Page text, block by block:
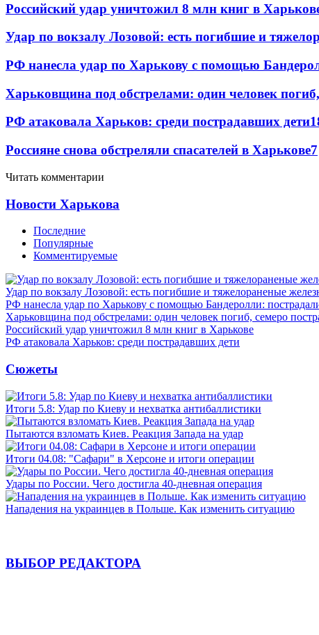
Российский удар уничтожил 8 млн книг в
Удар по вокзалу Лозовой: есть погибшие и
РФ нанесла удар по Харькову с помощью
Харьковщина под обстрелами: один человек
РФ атаковала Харьков: среди пострадавших дети
Россияне снова обстреляли спасателей в Харькове7
Читать комментарии
Новости Харькова
Последние
Популярные
Комментируемые
Удар по вокзалу Лозовой: есть погибшие и тяжелораненые
РФ нанесла удар по Харькову с помощью Бандеролли:
Харьковщина под обстрелами: один человек погиб, семеро
Российский удар уничтожил 8 млн книг в Харькове
РФ атаковала Харьков: среди пострадавших дети
Сюжеты
Итоги 5.8: Удар по Киеву и нехватка антибаллистики
Пытаются взломать Киев. Реакция Запада на удар
Итоги 04.08: "Сафари" в Херсоне и итоги операции
Удары по России. Чего достигла 40-дневная операция
Нападения на украинцев в Польше. Как изменить ситуацию
ВЫБОР РЕДАКТОРА